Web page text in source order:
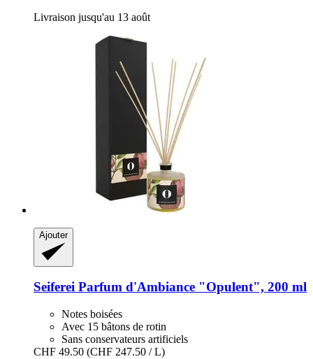
Livraison jusqu'au 13 août
Ajouter
Seiferei Parfum d'Ambiance "Opulent", 200 ml
Notes boisées
Avec 15 bâtons de rotin
Sans conservateurs artificiels
CHF 49.50 (CHF 247.50 / L)